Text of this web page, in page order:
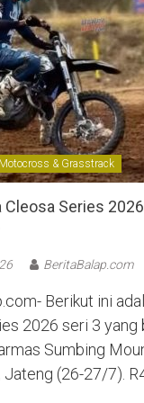
Motocross & Grasstrack
Cleosa Series
BeritaBalap.com
Berikut ini
2026 seri 3 yang
Sumbing
Jateng (26-27/7).